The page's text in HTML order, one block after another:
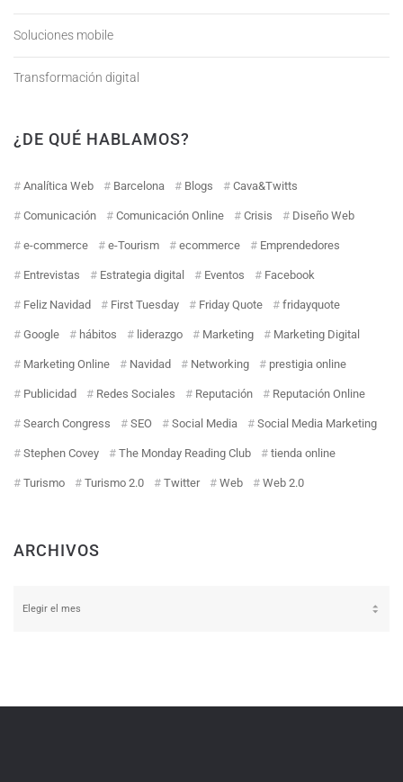
Soluciones mobile
Transformación digital
¿DE QUÉ HABLAMOS?
Analítica Web Barcelona Blogs Cava&Twitts
Comunicación Comunicación Online Crisis Diseño Web
e-commerce e-Tourism ecommerce Emprendedores
Entrevistas Estrategia digital Eventos Facebook
Feliz Navidad First Tuesday Friday Quote fridayquote
Google hábitos liderazgo Marketing Marketing Digital
Marketing Online Navidad Networking prestigia online
Publicidad Redes Sociales Reputación Reputación Online
Search Congress SEO Social Media Social Media Marketing
Stephen Covey The Monday Reading Club tienda online
Turismo Turismo 2.0 Twitter Web Web 2.0
ARCHIVOS